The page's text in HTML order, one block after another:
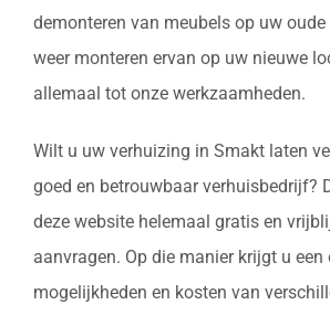
demonteren van meubels op uw oude
weer monteren ervan op uw nieuwe
allemaal tot onze werkzaamheden.
Wilt u uw verhuizing in Smakt laten
goed en betrouwbaar verhuisbedrijf?
deze website helemaal gratis en
aanvragen. Op die manier krijgt u
mogelijkheden en kosten van